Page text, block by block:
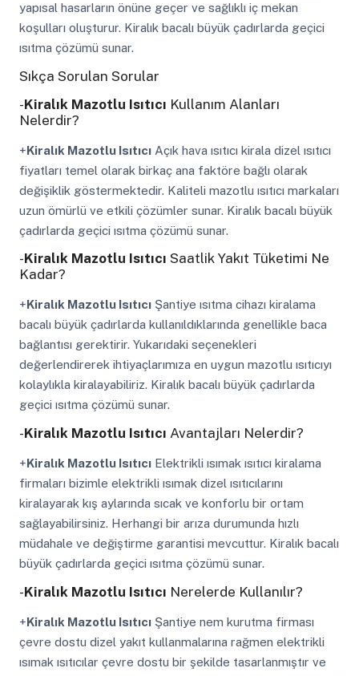
yapısal hasarların önüne geçer ve sağlıklı iç mekan
koşulları oluşturur. Kiralık bacalı büyük çadırlarda geçici
ısıtma çözümü sunar.
Sıkça Sorulan Sorular
-Kiralık Mazotlu Isıtıcı Kullanım Alanları
Nelerdir?
+Kiralık Mazotlu IsıtıcıAçık hava ısıtıcı kirala dizel ısıtıcı
fiyatları temel olarak birkaç ana faktöre bağlı olarak
değişiklik göstermektedir. Kaliteli mazotlu ısıtıcı markaları
uzun ömürlü ve etkili çözümler sunar. Kiralık bacalı büyük
çadırlarda geçici ısıtma çözümü sunar.
-Kiralık Mazotlu Isıtıcı Saatlik Yakıt Tüketimi Ne
Kadar?
+Kiralık Mazotlu IsıtıcıŞantiye ısıtma cihazı kiralama
bacalı büyük çadırlarda kullanıldıklarında genellikle baca
bağlantısı gerektirir. Yukarıdaki seçenekleri
değerlendirerek ihtiyaçlarımıza en uygun mazotlu ısıtıcıyı
kolaylıkla kiralayabiliriz. Kiralık bacalı büyük çadırlarda
geçici ısıtma çözümü sunar.
-Kiralık Mazotlu Isıtıcı Avantajları Nelerdir?
+Kiralık Mazotlu IsıtıcıElektrikli ısımak ısıtıcı kiralama
firmaları bizimle elektrikli ısımak dizel ısıtıcılarını
kiralayarak kış aylarında sıcak ve konforlu bir ortam
sağlayabilirsiniz. Herhangi bir arıza durumunda hızlı
müdahale ve değiştirme garantisi mevcuttur. Kiralık bacalı
büyük çadırlarda geçici ısıtma çözümü sunar.
-Kiralık Mazotlu Isıtıcı Nerelerde Kullanılır?
+Kiralık Mazotlu IsıtıcıŞantiye nem kurutma firması
çevre dostu dizel yakıt kullanmalarına rağmen elektrikli
ısımak ısıtıcılar çevre dostu bir şekilde tasarlanmıştır ve